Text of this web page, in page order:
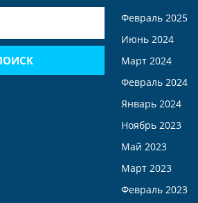
Февраль 2025
Июнь 2024
Март 2024
Февраль 2024
Январь 2024
Ноябрь 2023
Май 2023
Март 2023
Февраль 2023